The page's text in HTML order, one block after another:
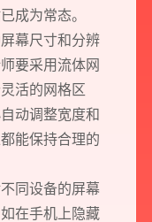
成为常态。
幕尺寸和分辨
要采用流体网
活的网格区
动调整宽度和
能保持合理的
同设备的屏幕
在手机上隐藏